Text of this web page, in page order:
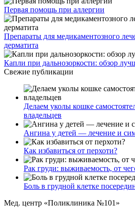
Первая помощь при аллергии
Препараты для медикаментозного
дерматита
Капли при дальнозоркости: обзор
Свежие публикации
Делаем уколы кошке
владельцев
Ангина у детей — лечение и
Как избавиться от перхоти?
Рак груди: выживаемость, от
Боль в грудной клетке
Мед. центр «Поликлиника №101»